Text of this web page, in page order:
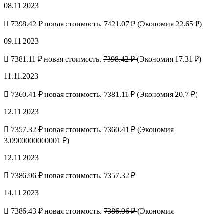
08.11.2023
7398.42 ₽ новая стоимость. 7421.07 ₽(Экономия 22.65 ₽)
09.11.2023
7381.11 ₽ новая стоимость. 7398.42 ₽(Экономия 17.31 ₽)
11.11.2023
7360.41 ₽ новая стоимость. 7381.11 ₽(Экономия 20.7 ₽)
12.11.2023
7357.32 ₽ новая стоимость. 7360.41 ₽(Экономия
3.0900000000001 ₽)
12.11.2023
7386.96 ₽ новая стоимость. 7357.32 ₽
14.11.2023
7386.43 ₽ новая стоимость. 7386.96 ₽(Экономия